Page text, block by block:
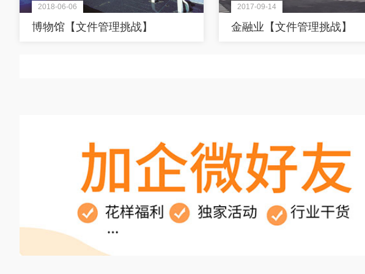
2018-06-06
博物馆【文件管理挑战】
2017-09-14
金融业【文件管理挑战】